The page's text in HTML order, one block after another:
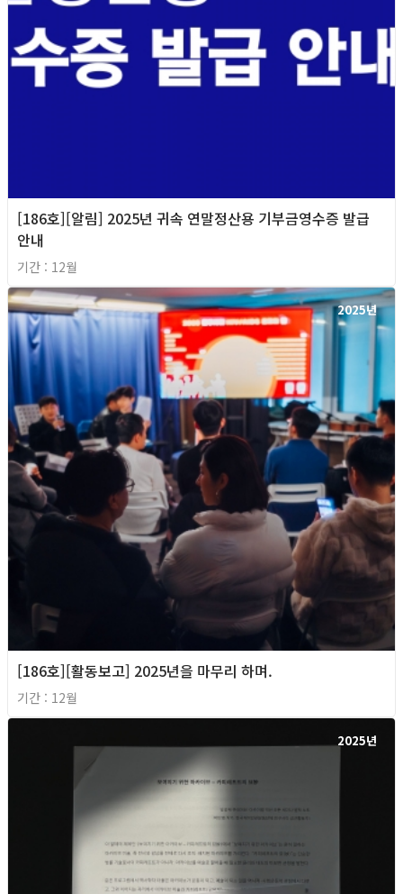
[186호][알림] 2025년 귀속 연말정산용 기부금영수증 발급
안내
기간 : 12월
2025년
[186호][활동보고] 2025년을 마무리 하며.
기간 : 12월
2025년